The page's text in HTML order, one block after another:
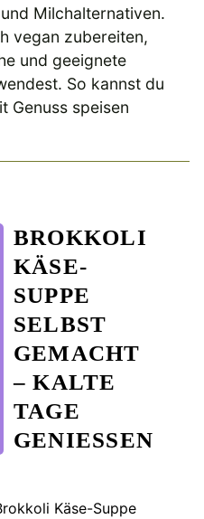
Milchalternativen.
vegan zubereiten,
und geeignete
So kannst du
Genuss speisen
BROKKOLI
KÄSE-
SUPPE
SELBST
GEMACHT
– KALTE
TAGE
GENIESSEN
Käse-Suppe